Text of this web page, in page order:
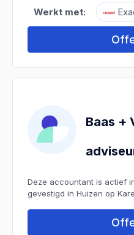
Werkt met:
Baas +
Deze accountant is actief
gevestigd in Huizen op